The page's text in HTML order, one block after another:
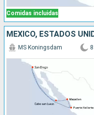
Comidas incluidas
MÉXICO, ESTADOS
MS Koningsdam